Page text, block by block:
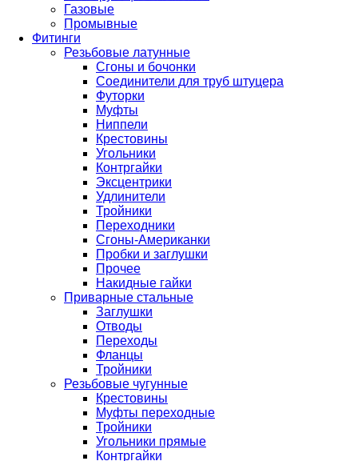
Газовые
Промывные
Фитинги
Резьбовые латунные
Сгоны и бочонки
Соединители для труб штуцера
Футорки
Муфты
Ниппели
Крестовины
Угольники
Контргайки
Эксцентрики
Удлинители
Тройники
Переходники
Сгоны-Американки
Пробки и заглушки
Прочее
Накидные гайки
Приварные стальные
Заглушки
Отводы
Переходы
Фланцы
Тройники
Резьбовые чугунные
Крестовины
Муфты переходные
Тройники
Угольники прямые
Контргайки